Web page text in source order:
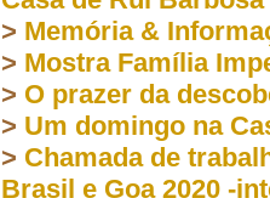
> Memória &
> Mostra Família
> O prazer da
> Um domingo na
> Chamada de
Brasil e Goa 2020 -